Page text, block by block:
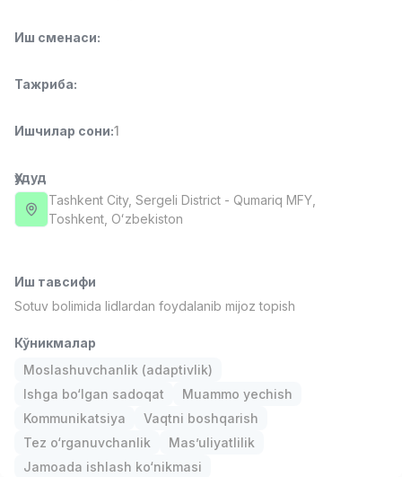
Дўкон сотувчиси
Full time job
Фаст фуд Ошпази
LES AILES
Full time job
Ish joyidan
NAVBAHOR APTEKA
Full time job
Ish joyidan
Сотув Оператори (Фақат қизлар!)
Келишилади
Full time job
Ish joyidan
Сотув бўйича агент
Келишилади
Иш сменаси:
Тажриба:
Ишчилар сони:1
Ҳудуд
Tashkent City, Sergeli District - Qumariq MFY,
Тоshkent, Oʻzbekiston
Иш тавсифи
Sotuv bolimida lidlardan foydalanib mijoz topish
Кўникмалар
Moslashuvchanlik (adaptivlik)
Ishga bo‘lgan sadoqat
Muammo yechish
Kommunikatsiya
Vaqtni boshqarish
Tez o‘rganuvchanlik
Mas’uliyatlilik
Jamoada ishlash ko‘nikmasi
Вакансиялар